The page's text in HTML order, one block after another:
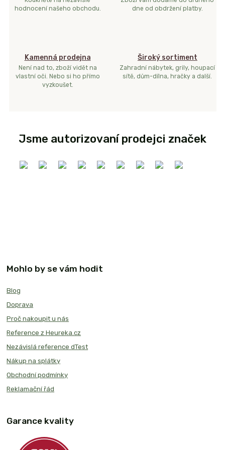
hodnocení našeho obchodu.
dne od obdržení platby.
Kamenná prodejna
Není nad to, zboží vidět na
vlastní oči. Nebo si ho přímo
vyzkoušet.
Široký sortiment
Zahradní nábytek, grily, houpací
sítě, dům-dílna, hračky a další.
Jsme autorizovaní prodejci značek
Mohlo by se vám hodit
Blog
Doprava
Proč nakoupit u nás
Reference z Heureka.cz
Nezávislá reference dTest
Nákup na splátky
Obchodní podmínky
Reklamační řád
Garance kvality